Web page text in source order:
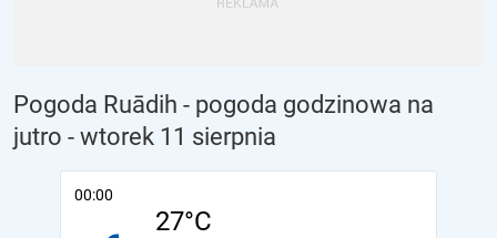
Pogoda Ruādih - pogoda godzinowa na
jutro - wtorek 11 sierpnia
00:00
27°C